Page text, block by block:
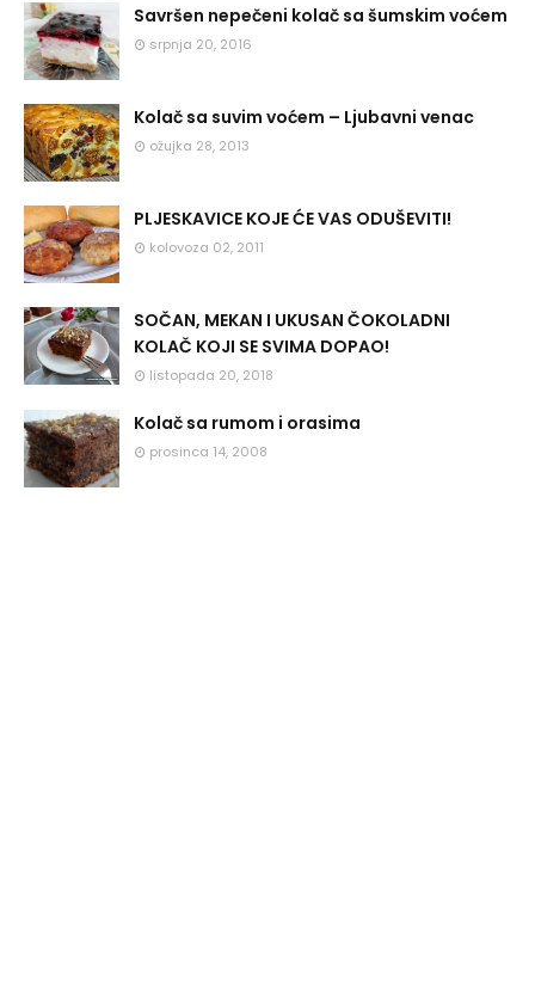
Savršen nepečeni kolač sa šumskim voćem
srpnja 20, 2016
Kolač sa suvim voćem – Ljubavni venac
ožujka 28, 2013
PLJESKAVICE KOJE ĆE VAS ODUŠEVITI!
kolovoza 02, 2011
SOČAN, MEKAN I UKUSAN ČOKOLADNI
KOLAČ KOJI SE SVIMA DOPAO!
listopada 20, 2018
Kolač sa rumom i orasima
prosinca 14, 2008